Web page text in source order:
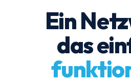
Ein
das